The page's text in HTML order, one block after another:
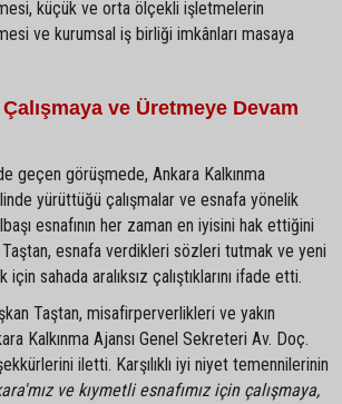
küçük ve orta ölçekli işletmelerin
ve kurumsal iş birliği imkânları masaya
ve Üretmeye Devam
geçen görüşmede, Ankara Kalkınma
yürüttüğü çalışmalar ve esnafa yönelik
esnafının her zaman en iyisini hak ettiğini
esnafa verdikleri sözleri tutmak ve yeni
için sahada aralıksız çalıştıklarını ifade etti.
Taştan, misafirperverlikleri ve yakın
Kalkınma Ajansı Genel Sekreteri Av. Doç.
iletti. Karşılıklı iyi niyet temennilerinin
ve kıymetli esnafımız için çalışmaya,